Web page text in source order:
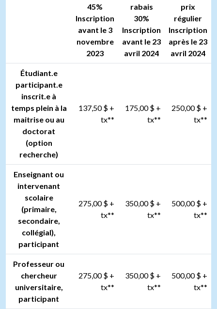
45%
Inscription
avant le 3
novembre
2023
rabais
30%
Inscription
avant le 23
avril 2024
prix
régulier
Inscription
après le 23
avril 2024
Étudiant.e
participant.e
inscrit.e à
temps plein à la
maitrise ou au
doctorat
(option
recherche)
137,50 $ +
tx**
175,00 $ +
tx**
250,00 $ +
tx**
Enseignant ou
intervenant
scolaire
(primaire,
secondaire,
collégial),
participant
275,00 $ +
tx**
350,00 $ +
tx**
500,00 $ +
tx**
Professeur ou
chercheur
universitaire,
participant
275,00 $ +
tx**
350,00 $ +
tx**
500,00 $ +
tx**